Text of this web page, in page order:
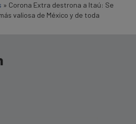
» Corona Extra destrona a Itaú: Se
valiosa de México y de toda